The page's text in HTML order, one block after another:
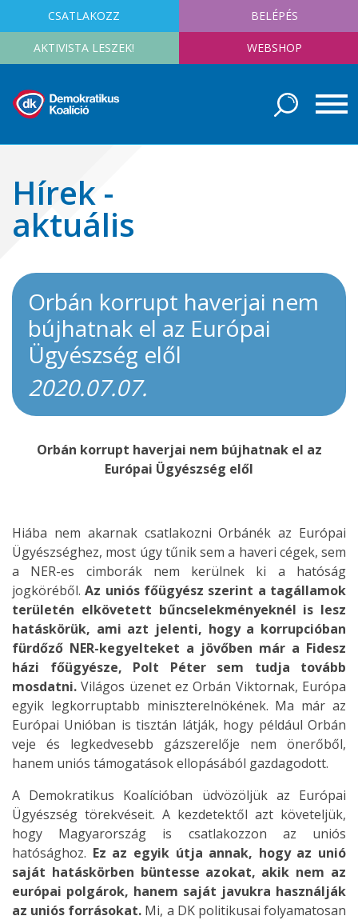
CSATLAKOZZ BELÉPÉS
AKTIVISTA LESZEK! WEBSHOP
Hírek -
aktuális
Orbán korrupt haverjai nem
bújhatnak el az Európai
Ügyészség elől
2020.07.07.
Orbán korrupt haverjai nem bújhatnak el az
Európai Ügyészség elől
Hiába nem akarnak csatlakozni Orbánék az Európai
Ügyészséghez, most úgy tűnik sem a haveri cégek, sem
a NER-es cimborák nem kerülnek ki a hatóság
jogköréből.Az uniós főügyész szerint a tagállamok
területén elkövetett bűncselekményeknél is lesz
hatáskörük, ami azt jelenti, hogy a korrupcióban
fürdőző NER-kegyelteket a jövőben már a Fidesz
házi főügyésze, Polt Péter sem tudja tovább
mosdatni. Világos üzenet ez Orbán Viktornak, Európa
egyik legkorruptabb miniszterelnökének. Ma már az
Európai Unióban is tisztán látják, hogy például Orbán
veje és legkedvesebb gázszerelője nem önerőből,
hanem uniós támogatások ellopásából gazdagodott.
A Demokratikus Koalícióban üdvözöljük az Európai
Ügyészség törekvéseit. A kezdetektől azt követeljük,
hogy Magyarország is csatlakozzon az uniós
hatósághoz. Ez az egyik útja annak, hogy az unió
saját hatáskörben büntesse azokat, akik nem az
európai polgárok, hanem saját javukra használják
az uniós forrásokat. Mi, a DK politikusai folyamatosan